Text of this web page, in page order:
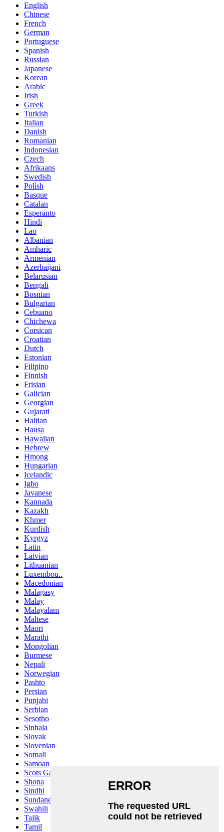
English
Chinese
French
German
Portuguese
Spanish
Russian
Japanese
Korean
Arabic
Irish
Greek
Turkish
Italian
Danish
Romanian
Indonesian
Czech
Afrikaans
Swedish
Polish
Basque
Catalan
Esperanto
Hindi
Lao
Albanian
Amharic
Armenian
Azerbaijani
Belarusian
Bengali
Bosnian
Bulgarian
Cebuano
Chichewa
Corsican
Croatian
Dutch
Estonian
Filipino
Finnish
Frisian
Galician
Georgian
Gujarati
Haitian
Hausa
Hawaiian
Hebrew
Hmong
Hungarian
Icelandic
Igbo
Javanese
Kannada
Kazakh
Khmer
Kurdish
Kyrgyz
Latin
Latvian
Lithuanian
Luxembou..
Macedonian
Malagasy
Malay
Malayalam
Maltese
Maori
Marathi
Mongolian
Burmese
Nepali
Norwegian
Pashto
Persian
Punjabi
Serbian
Sesotho
Sinhala
Slovak
Slovenian
Somali
Samoan
Scots Gaelic
Shona
Sindhi
Sundanese
Swahili
Tajik
Tamil